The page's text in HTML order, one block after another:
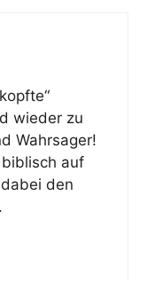
wieder zu
Wahrsager!
auf
den